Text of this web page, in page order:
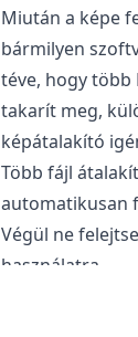
Miután a képe
bármilyen
téve, hogy több
takarít meg,
képátalakító
Több fájl
automatikusan
Végül ne
használatra.